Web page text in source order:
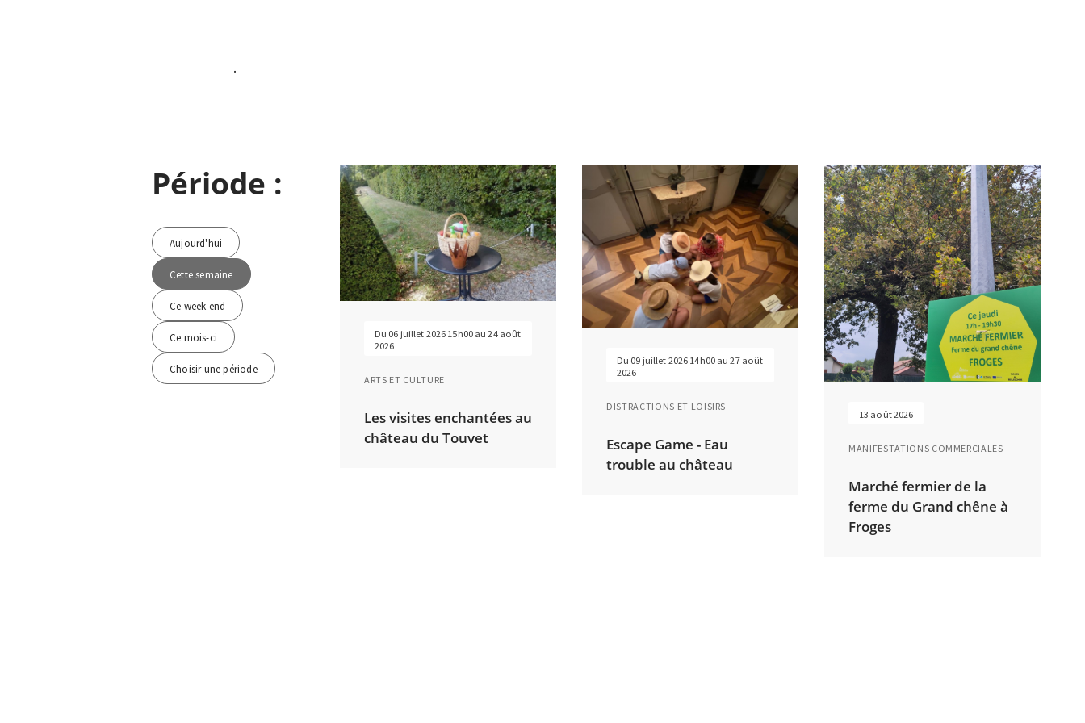
.
Période :
Filtres de l'agenda
Aujourd'hui
Cette semaine
Ce week end
Ce mois-ci
Choisir une période
Les visites enchantées au
château du Touvet
ARTS ET CULTURE
Du 06 juillet 2026 15h00 au 24 août
2026
Escape Game - Eau
trouble au château
DISTRACTIONS ET LOISIRS
Du 09 juillet 2026 14h00 au 27 août
2026
Marché fermier de la
ferme du Grand chêne à
Froges
MANIFESTATIONS COMMERCIALES
13 août 2026